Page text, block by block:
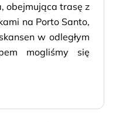
obejmująca trasę z
na Porto Santo,
w odległym
mogliśmy się